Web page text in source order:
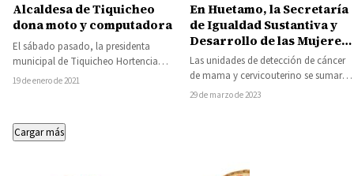
Alcaldesa de Tiquicheo
dona moto y computadora
El sábado pasado, la presidenta
municipal de Tiquicheo Hortencia
Sánchez Rodríguez, hizo entrega de
19 de enero de 2021
En Huetamo, la Secretaría
de Igualdad Sustantiva y
Desarrollo de las Mujeres
Michoacanas acercó
programas, servicios y
entregó kits de
Las unidades de detección de cáncer
de mama y cervicouterino se sumaron
a los servicios que la Secretaría…
29 de marzo de 2023
Cargar más